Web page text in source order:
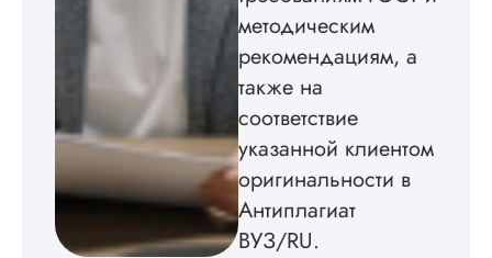
методическим
рекомендациям, а
также на
соответствие
указанной клиентом
оригинальности в
Антиплагиат
ВУЗ/RU.